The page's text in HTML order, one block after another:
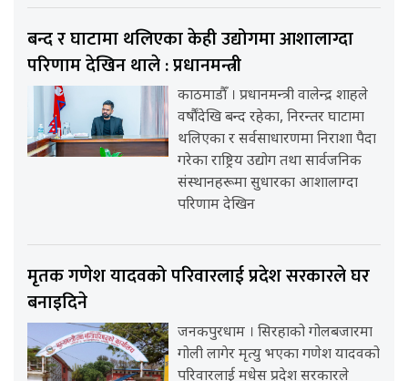
बन्द र घाटामा थलिएका केही उद्योगमा आशालाग्दा
परिणाम देखिन थाले : प्रधानमन्त्री
काठमाडौँ । प्रधानमन्त्री वालेन्द्र शाहले
वर्षौंदेखि बन्द रहेका, निरन्तर घाटामा
थलिएका र सर्वसाधारणमा निराशा पैदा
गरेका राष्ट्रिय उद्योग तथा सार्वजनिक
संस्थानहरूमा सुधारका आशालाग्दा
परिणाम देखिन
मृतक गणेश यादवको परिवारलाई प्रदेश सरकारले घर
बनाइदिने
जनकपुरधाम । सिरहाको गोलबजारमा
गोली लागेर मृत्यु भएका गणेश यादवको